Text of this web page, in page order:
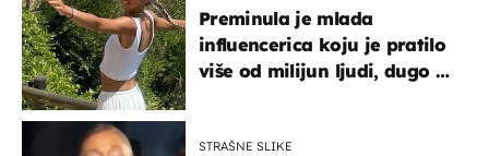
Preminula je mlada
influencerica koju je pratilo
više od milijun ljudi, dugo se
STRAŠNE SLIKE